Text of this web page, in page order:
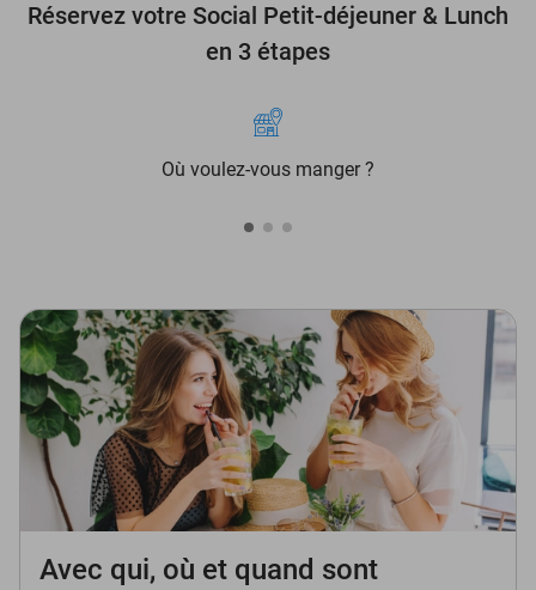
Réservez votre Social Petit-déjeuner & Lunch
en 3 étapes
Où voulez-vous manger ?
Avec qui, où et quand sont